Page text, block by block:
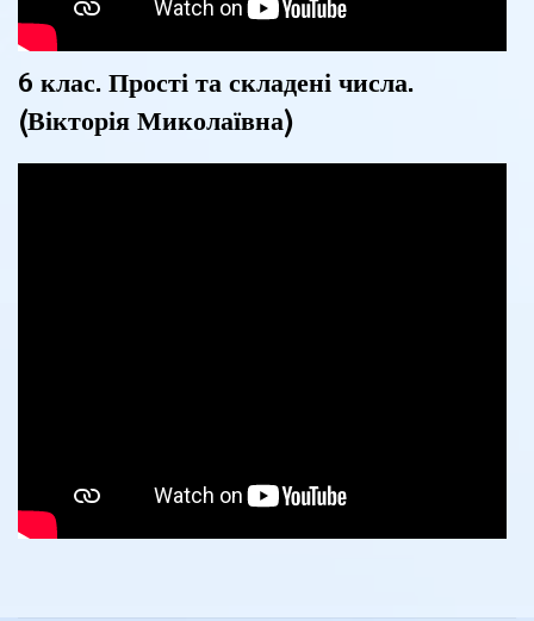
6 клас. Прості та складені числа.
(Вікторія Миколаївна)